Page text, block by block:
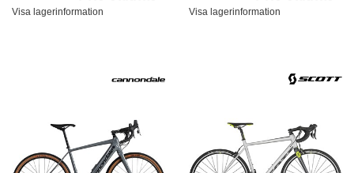
Visa lagerinformation Visa lagerinformation